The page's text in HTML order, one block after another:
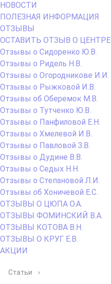
НОВОСТИ
ПОЛЕЗНАЯ ИНФОРМАЦИЯ
ОТЗЫВЫ
ОСТАВИТЬ ОТЗЫВ О ЦЕНТРЕ
Отзывы о Сидоренко Ю.В.
Отзывы о Ридель Н.В.
Отзывы о Огородникове И.И.
Отзывы о Рыжковой И.В.
Отзывы об Оберемок М.В.
Отзывы о Тутченко Ю.В.
Отзывы о Панфиловой Е.Н.
Отзывы о Хмелевой И.В.
Отзывы о Павловой З.В.
Отзывы о Дудине В.В.
Отзывы о Седых Н.Н.
Отзывы о Степановой Л.И.
Отзывы об Хоничевой Е.С.
ОТЗЫВЫ О ЦЮПА О.А.
ОТЗЫВЫ ФОМИНСКИЙ В.А.
ОТЗЫВЫ КОТОВА В.Н.
ОТЗЫВЫ О КРУГ Е.В.
АКЦИИ
Статьи ›